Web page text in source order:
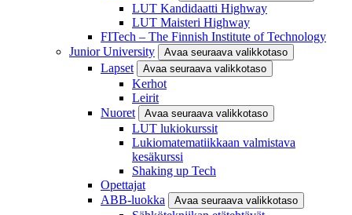
LUT Kandidaatti Highway
LUT Maisteri Highway
FITech – The Finnish Institute of Technology
Junior University
Avaa seuraava valikkotaso
Lapset Avaa seuraava valikkotaso
Kerhot
Leirit
Nuoret
Avaa seuraava valikkotaso
LUT lukiokurssit
Lukiomatematiikkaan valmistava
kesäkurssi
Shaking up Tech
Opettajat
ABB-luokka
Avaa seuraava valikkotaso